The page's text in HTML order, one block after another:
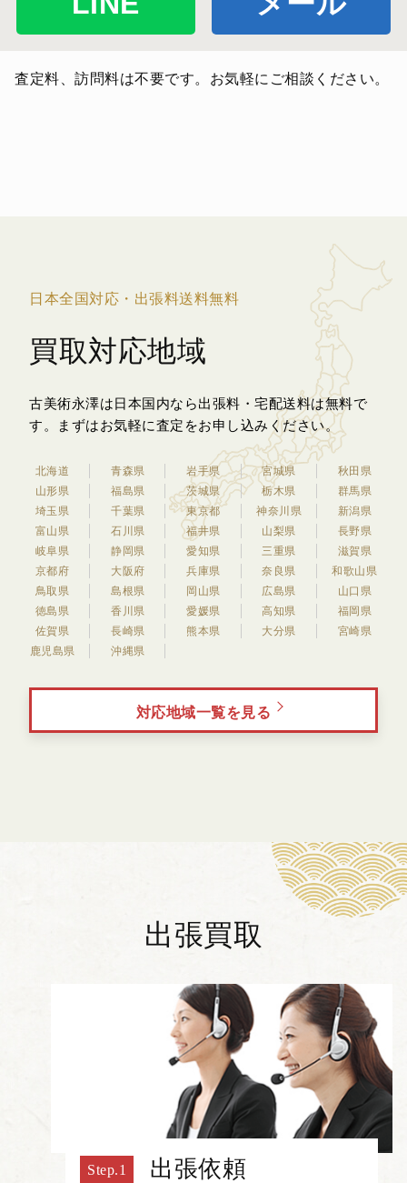
査定料、訪問料は不要です。お気軽にご相談ください。
日本全国対応・出張料送料無料
買取対応地域
古美術永澤は日本国内なら出張料・宅配送料は無料で
す。
まずはお気軽に査定をお申し込みください。
北海道 青森県 岩手県 宮城県
秋田県
山形県
福島県 茨城県 栃木県
群馬県
埼玉県
千葉県 東京都 神奈川県
新潟県
富山県
石川県 福井県 山梨県
長野県
岐阜県
静岡県 愛知県 三重県
滋賀県
京都府
大阪府 兵庫県 奈良県
和歌山県
鳥取県
島根県 岡山県 広島県
山口県
徳島県
香川県 愛媛県 高知県
福岡県
佐賀県
長崎県 熊本県 大分県
宮崎県
鹿児島県
沖縄県
対応地域一覧を見る
出張買取
出張依頼